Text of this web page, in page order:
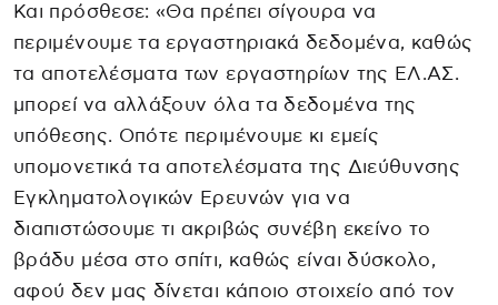
Και πρόσθεσε: «Θα πρέπει σίγουρα να
περιμένουμε τα εργαστηριακά δεδομένα, καθώς
τα αποτελέσματα των εργαστηρίων της ΕΛ.ΑΣ.
μπορεί να αλλάξουν όλα τα δεδομένα της
υπόθεσης. Οπότε περιμένουμε κι εμείς
υπομονετικά τα αποτελέσματα της Διεύθυνσης
Εγκληματολογικών Ερευνών για να
διαπιστώσουμε τι ακριβώς συνέβη εκείνο το
βράδυ μέσα στο σπίτι, καθώς είναι δύσκολο,
αφού δεν μας δίνεται κάποιο στοιχείο από τον